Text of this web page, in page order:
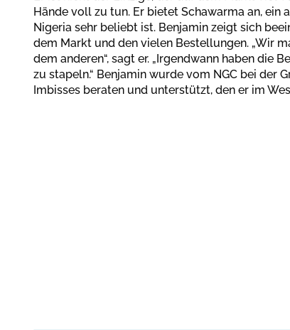
Hände voll zu tun. Er bietet Schawarma an, ein
Nigeria sehr beliebt ist. Benjamin zeigt sich
dem Markt und den vielen Bestellungen. „Wir
dem anderen“, sagt er. „Irgendwann haben die
zu stapeln.“ Benjamin wurde vom NGC bei der
Imbisses beraten und unterstützt, den er im